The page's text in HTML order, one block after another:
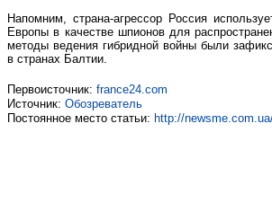
Напомним, страна-агрессор Россия
Европы в качестве шпионов для
методы ведения гибридной войны были
в странах Балтии.
Первоисточник: france24.com
Источник: Обозреватель
Постоянное место статьи: http://